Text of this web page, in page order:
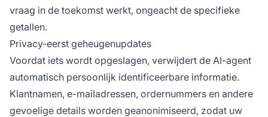
vraag in de toekomst werkt, ongeacht de specifieke
getallen.
Privacy-eerst geheugenupdates
Voordat iets wordt opgeslagen, verwijdert de AI-agent
automatisch persoonlijk identificeerbare informatie.
Klantnamen, e-mailadressen, ordernummers en andere
gevoelige details worden geanonimiseerd, zodat uw